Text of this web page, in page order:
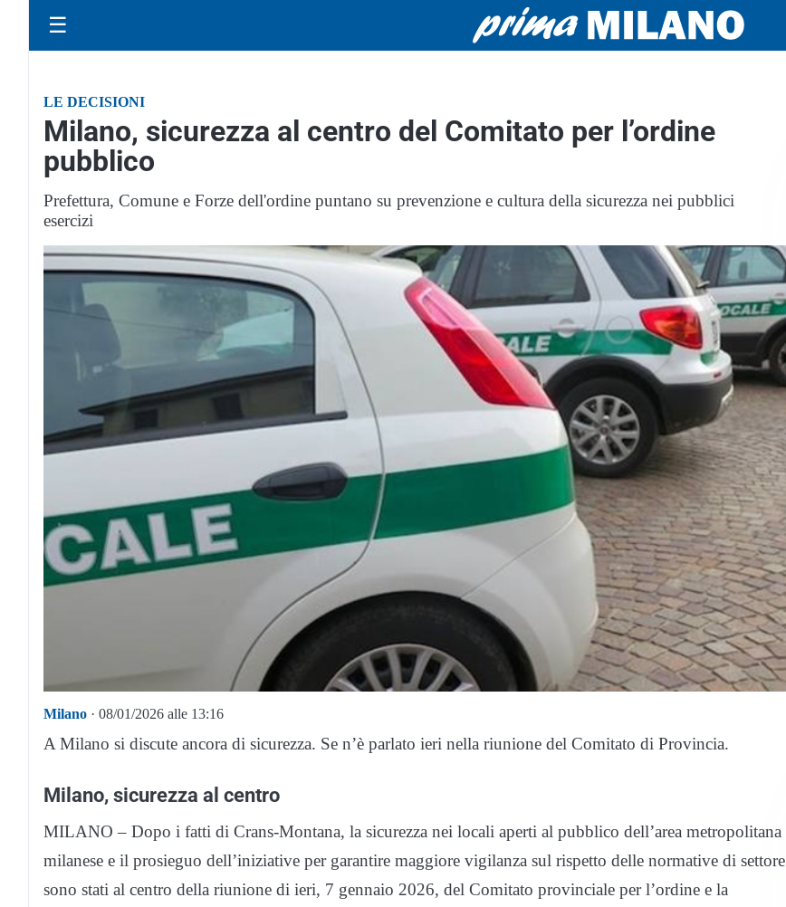
☰
LE DECISIONI
Milano, sicurezza al centro del Comitato per l’ordine
pubblico
Prefettura, Comune e Forze dell'ordine puntano su prevenzione e cultura della sicurezza nei pubblici
esercizi
Milano · 08/01/2026 alle 13:16
A Milano si discute ancora di sicurezza. Se n’è parlato ieri nella riunione del Comitato di Provincia.
Milano, sicurezza al centro
MILANO – Dopo i fatti di Crans-Montana, la sicurezza nei locali aperti al pubblico dell’area metropolitana
milanese e il prosieguo dell’iniziative per garantire maggiore vigilanza sul rispetto delle normative di settore
sono stati al centro della riunione di ieri, 7 gennaio 2026, del Comitato provinciale per l’ordine e la